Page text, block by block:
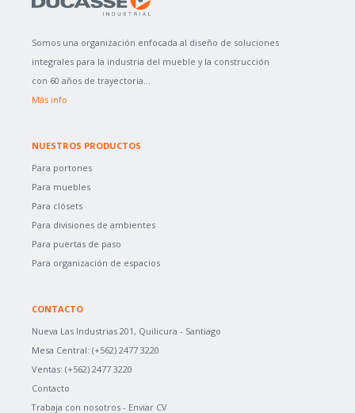
Somos una organización enfocada al diseño de soluciones
integrales para la industria del mueble y la construcción
con 60 años de trayectoria...
Más info
NUESTROS PRODUCTOS
Para portones
Para muebles
Para clósets
Para divisiones de ambientes
Para puertas de paso
Para organización de espacios
CONTACTO
Nueva Las Industrias 201, Quilicura - Santiago
Mesa Central: (+562) 2477 3220
Ventas: (+562) 2477 3220
Contacto
Trabaja con nosotros - Enviar CV